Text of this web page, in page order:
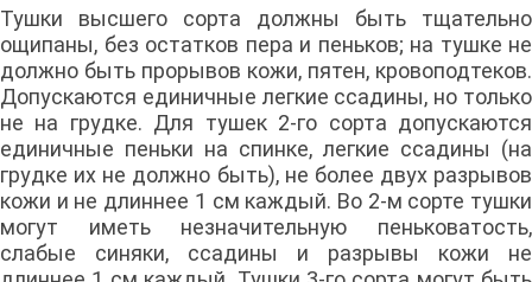
Тушки высшего сорта должны быть тщательно
ощипаны, без остатков пера и пеньков; на тушке не
должно быть прорывов кожи, пятен, кровоподтеков.
Допускаются единичные легкие ссадины, но только
не на грудке. Для тушек 2-го сорта допускаются
единичные пеньки на спинке, легкие ссадины (на
грудке их не должно быть), не более двух разрывов
кожи и не длиннее 1 см каждый. Во 2-м сорте тушки
могут иметь незначительную пеньковатость,
слабые синяки, ссадины и разрывы кожи не